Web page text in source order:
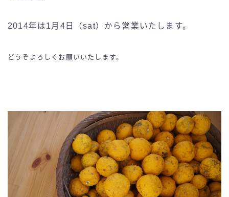
2014年は1月4日（sat）から営業いたします。
どうぞよろしくお願いいたします。